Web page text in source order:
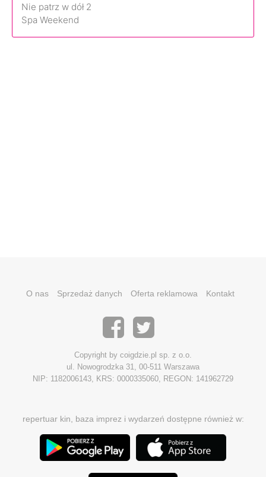
Nie patrz w dół 2
Spa Weekend
O nas Sprzedaż danych Oferta reklamowa Kontakt
Copyright by coigdzie.pl sp. z o.o.
ul. Nowogrodzka 31, 00-511 Warszawa
NIP: 1182006143, KRS: 0000335060, REGON: 141962729
repertuar kin, baza imprez i wydarzeń dostępne również w: